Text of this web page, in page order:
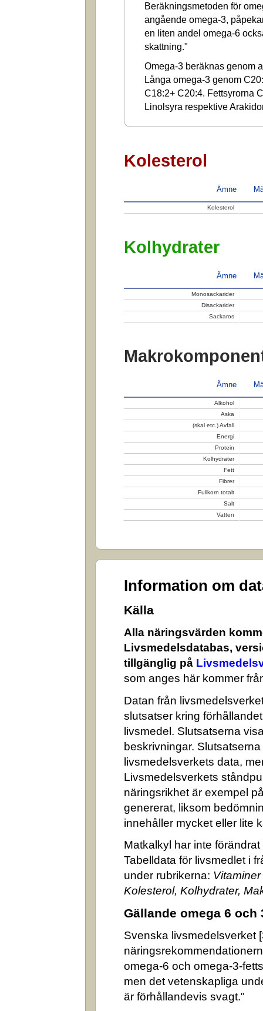
Beräkningsmetoden för
angående omega-3,
en liten andel omega-6
skattning."
Omega-3 beräknas genom
Långa omega-3 genom
C18:2+ C20:4. Fettsyrorna
Linolsyra respektive
Kolesterol
Ämne
Kolesterol
Kolhydrater
Ämne
Monosackarider
Disackarider
Sackaros
Ämne
Alkohol
Aska
(skal etc.) Avfall
Energi
Protein
Kolhydrater
Fett
Fibrer
Fullkorn totalt
Salt
Vatten
Information om
Källa
Alla näringsvärden
Livsmedelsdatabas,
tillgänglig på
som anges här kommer
Datan från
slutsatser kring
livsmedel. Slutsatserna
beskrivningar.
livsmedelsverkets data,
Livsmedelsverkets
näringsrikhet är exempel
genererat, liksom
innehåller mycket eller lite
Matkalkyl har inte
Tabelldata för livsmedlet i
under rubrikerna:
Kolesterol, Kolhydrater,
Gällande omega 6 och
Svenska livsmedelsverket
omega-6 och omega-3-
men det vetenskapliga
är förhållandevis svagt."